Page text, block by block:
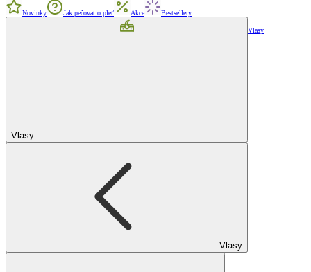
Novinky Jak pečovat o pleť Akce Bestsellery
Vlasy
Vlasy
Vlasy